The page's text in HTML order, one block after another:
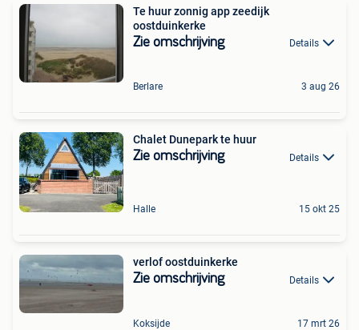
Te huur zonnig app zeedijk
oostduinkerke
Zie omschrijving Details
Berlare 3 aug 26
Chalet Dunepark te huur
Zie omschrijving Details
Halle 15 okt 25
verlof oostduinkerke
Zie omschrijving Details
Koksijde 17 mrt 26